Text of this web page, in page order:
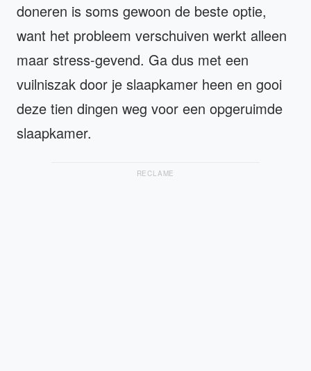
doneren is soms gewoon de beste optie,
want het probleem verschuiven werkt alleen
maar stress-gevend. Ga dus met een
vuilniszak door je slaapkamer heen en gooi
deze tien dingen weg voor een opgeruimde
slaapkamer.
RECLAME